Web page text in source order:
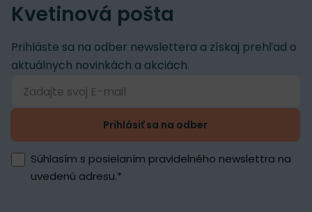
Kvetinová pošta
Prihláste sa na odber newslettera a získaj prehľad o
aktuálnych novinkách a akciách.
Prihlásiť sa na odber
Súhlasím s posielaním pravidelného newslettra na
uvedenú adresu.*